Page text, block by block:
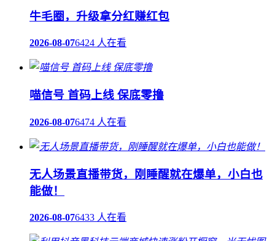
牛毛圈，升级拿分红赚红包
2026-08-076424 人在看
喵信号 首码上线 保底零撸
2026-08-076474 人在看
无人场景直播带货，刚睡醒就在爆单，小白也
能做！
2026-08-076433 人在看